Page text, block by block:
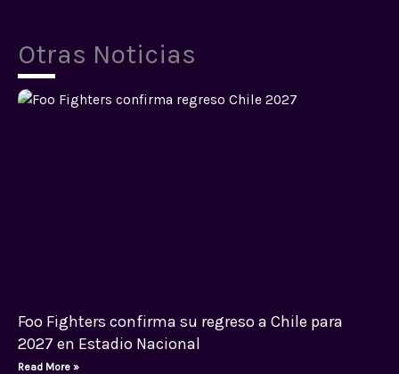
Otras Noticias
Foo Fighters confirma su regreso a Chile para
2027 en Estadio Nacional
Read More »